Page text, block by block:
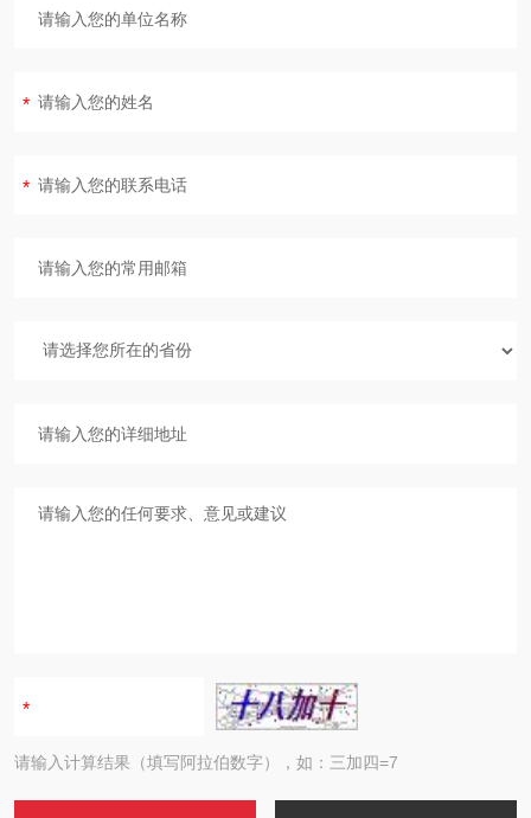
请输入计算结果（填写阿拉伯数字），如：三加四=7